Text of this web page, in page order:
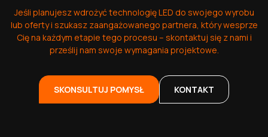
Jeśli planujesz wdrożyć technologię LED do swojego wyrobu
lub oferty i szukasz zaangażowanego partnera, który wesprze
Cię na każdym etapie tego procesu – skontaktuj się z nami i
prześlij nam swoje wymagania projektowe.
SKONSULTUJ POMYSŁ KONTAKT